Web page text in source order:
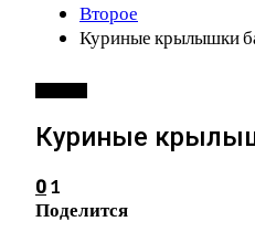
Второе
Куриные крылышки
Куриные
0 1
Поделится